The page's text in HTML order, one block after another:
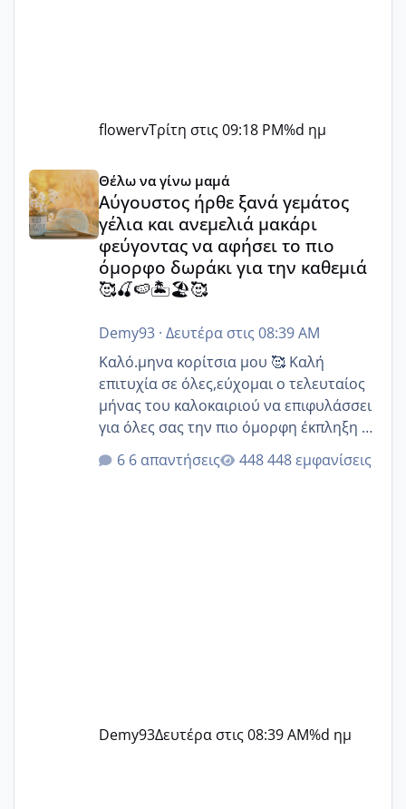
flowervΤρίτη στις 09:18 PM%d ημ
Αύγουστος ήρθε ξανά γεμάτος γέλια και ανεμελιά
Θέλω να γίνω μαμά
Αύγουστος ήρθε ξανά γεμάτος
γέλια και ανεμελιά μακάρι
φεύγοντας να αφήσει το πιο
όμορφο δωράκι για την καθεμιά
🥰🍒🍉🏝️🏖️🥰
Demy93· Δευτέρα στις 08:39 AM
Καλό.μηνα κορίτσια μου 🥰 Καλή
επιτυχία σε όλες,εύχομαι ο τελευταίος
μήνας του καλοκαιριού να επιφυλάσσει
για όλες σας την πιο όμορφη έκπληξη 🧿
@Elk @Melikara86 @Παρασκευαιδου
@Zenia z @melitiniღ @Christi.D.
6 απαντήσεις 448 εμφανίσεις
Demy93Δευτέρα στις 08:39 AM%d ημ